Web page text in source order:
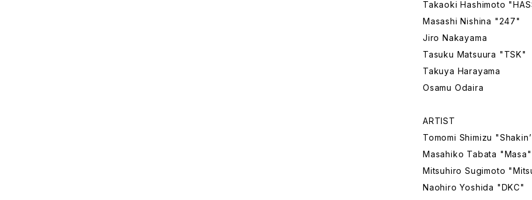
Takaoki Hashimoto
Masashi Nishina "247"
Jiro Nakayama
Tasuku Matsuura "TSK"
Takuya Harayama
Osamu Odaira
ARTIST
Tomomi Shimizu
Masahiko Tabata "Masa"
Mitsuhiro Sugimoto
Naohiro Yoshida "DKC"